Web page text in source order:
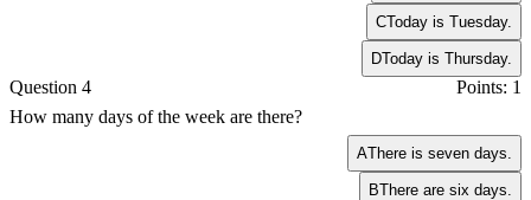
CToday is Tuesday.
DToday is Thursday.
Question 4
Points: 1
How many days of the week are there?
AThere is seven days.
BThere are six days.